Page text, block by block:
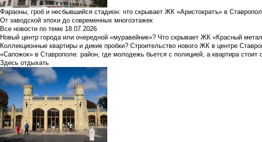
Фараоны, гроб и несбывшийся стадион: что скрывает ЖК «Аристократъ» в
От заводской эпохи до современных многоэтажек
Все новости по теме 18.07.2026
Новый центр города или очередной «муравейник»? Что скрывает ЖК «Красный
Коллекционные квартиры и дикие пробки? Строительство нового ЖК в центре
«Сапожок» в Ставрополе: район, где молодежь бьется с полицией, а квартира стоит
Здесь отдыхать